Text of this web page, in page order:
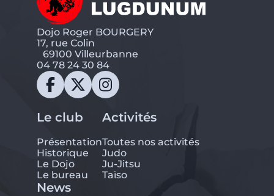
Dojo Roger BOURGERY
17, rue Colin
69100 Villeurbanne
04 78 24 30 84
Le club
Présentation
Historique
Le Dojo
Le bureau
Activités
Toutes nos activités
Judo
Ju-Jitsu
Taïso
News